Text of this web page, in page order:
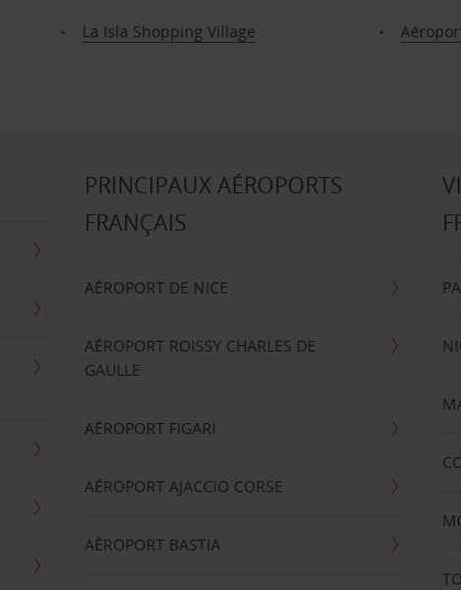
La Isla Shopping Village
PRINCIPAUX AÉROPORTS
FRANÇAIS
AÉROPORT DE NICE
AÉROPORT ROISSY CHARLES DE
GAULLE
AÉROPORT FIGARI
AÉROPORT AJACCIO CORSE
AÉROPORT BASTIA